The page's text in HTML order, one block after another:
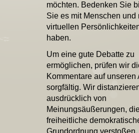
möchten. Bedenken Sie
Sie es mit Menschen und
virtuellen
haben.
Um eine gute Debatte zu
ermöglichen, prüfen wir
Kommentare auf unseren
sorgfältig. Wir
ausdrücklich von
Meinungsäußerungen,
freiheitliche
Grundordnung verstoßen.